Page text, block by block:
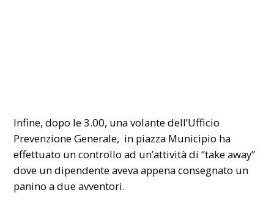
Infine, dopo le 3.00, una volante dell’Ufficio
Prevenzione Generale, in piazza Municipio ha
effettuato un controllo ad un’attività di “take away”
dove un dipendente aveva appena consegnato un
panino a due avventori.